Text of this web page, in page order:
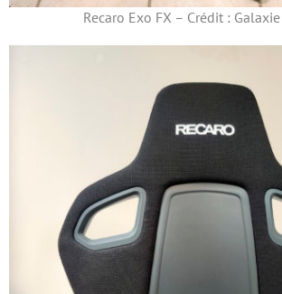
Recaro Exo FX – Crédit :